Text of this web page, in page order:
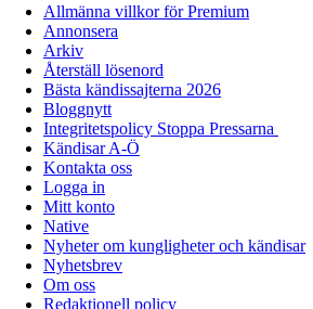
Allmänna villkor för Premium
Annonsera
Arkiv
Återställ lösenord
Bästa kändissajterna 2026
Bloggnytt
Integritetspolicy Stoppa Pressarna
Kändisar A-Ö
Kontakta oss
Logga in
Mitt konto
Native
Nyheter om kungligheter och kändisar
Nyhetsbrev
Om oss
Redaktionell policy